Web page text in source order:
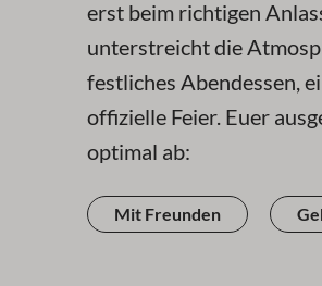
erst beim richtigen
unterstreicht die
festliches Abendessen,
offizielle Feier. Euer
optimal ab:
Mit Freunden